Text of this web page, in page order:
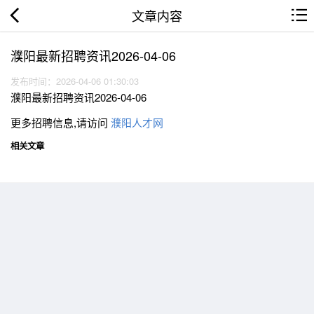
文章内容
濮阳最新招聘资讯2026-04-06
发布时间：2026-04-06 01:30:03
濮阳最新招聘资讯2026-04-06
更多招聘信息,请访问 濮阳人才网
相关文章